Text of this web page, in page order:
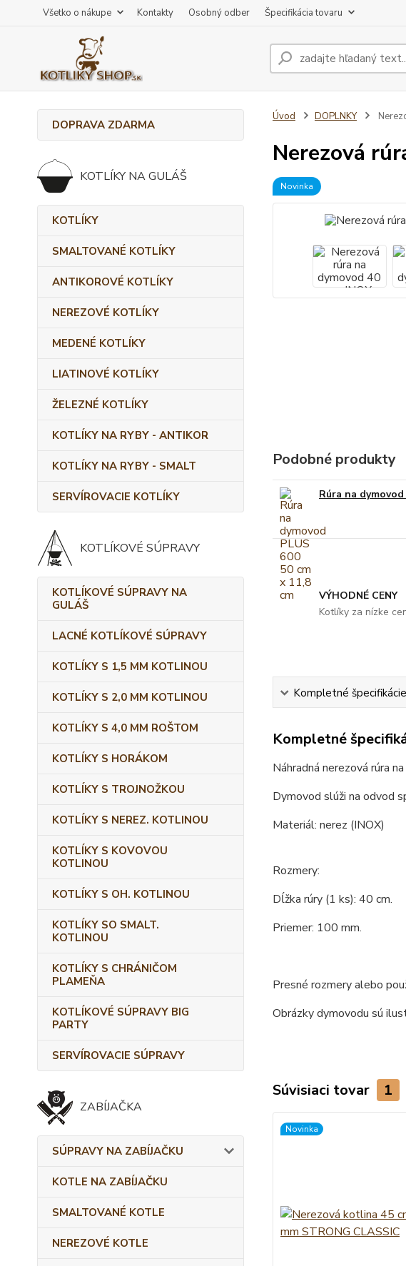
Všetko o nákupe Kontakty Osobný odber Špecifikácia tovaru
DOPRAVA ZDARMA
KOTLÍKY NA GULÁŠ
KOTLÍKY
SMALTOVANÉ KOTLÍKY
ANTIKOROVÉ KOTLÍKY
NEREZOVÉ KOTLÍKY
MEDENÉ KOTLÍKY
LIATINOVÉ KOTLÍKY
ŽELEZNÉ KOTLÍKY
KOTLÍKY NA RYBY - ANTIKOR
KOTLÍKY NA RYBY - SMALT
SERVÍROVACIE KOTLÍKY
KOTLÍKOVÉ SÚPRAVY
KOTLÍKOVÉ SÚPRAVY NA
GULÁŠ
LACNÉ KOTLÍKOVÉ SÚPRAVY
KOTLÍKY S 1,5 MM KOTLINOU
KOTLÍKY S 2,0 MM KOTLINOU
KOTLÍKY S 4,0 MM ROŠTOM
KOTLÍKY S HORÁKOM
KOTLÍKY S TROJNOŽKOU
KOTLÍKY S NEREZ. KOTLINOU
KOTLÍKY S KOVOVOU
KOTLINOU
KOTLÍKY S OH. KOTLINOU
KOTLÍKY SO SMALT.
KOTLINOU
KOTLÍKY S CHRÁNIČOM
PLAMEŇA
KOTLÍKOVÉ SÚPRAVY BIG
PARTY
SERVÍROVACIE SÚPRAVY
ZABÍJAČKA
SÚPRAVY NA ZABÍJAČKU
KOTLE NA ZABÍJAČKU
SMALTOVANÉ KOTLE
NEREZOVÉ KOTLE
Úvod DOPLNKY
Nerezová
Novinka
Podobné produkty
Rúra na dymovod
VÝHODNÉ CENY
Kotlíky za nízke
Kompletné špecifikácie
Kompletné
Náhradná nerezová rúra
Dymovod slúži na odvod
Materiál: nerez (INOX)
Rozmery:
Dĺžka rúry (1 ks): 40 cm.
Priemer: 100 mm.
Presné rozmery alebo
Obrázky dymovodu sú
Súvisiaci tovar 1
Novinka